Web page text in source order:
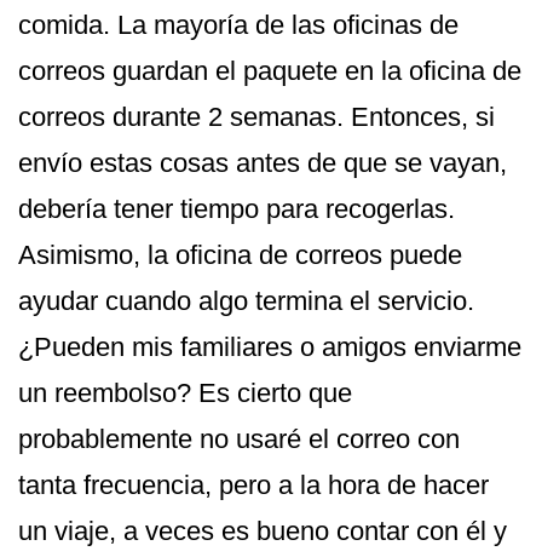
comida. La mayoría de las oficinas de
correos guardan el paquete en la oficina de
correos durante 2 semanas. Entonces, si
envío estas cosas antes de que se vayan,
debería tener tiempo para recogerlas.
Asimismo, la oficina de correos puede
ayudar cuando algo termina el servicio.
¿Pueden mis familiares o amigos enviarme
un reembolso? Es cierto que
probablemente no usaré el correo con
tanta frecuencia, pero a la hora de hacer
un viaje, a veces es bueno contar con él y